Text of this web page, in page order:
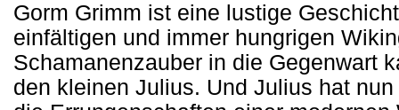
Gorm Grimm ist eine lustige
einfältigen und immer hungrigen
Schamanenzauber in die Gegenwart
den kleinen Julius. Und Julius hat